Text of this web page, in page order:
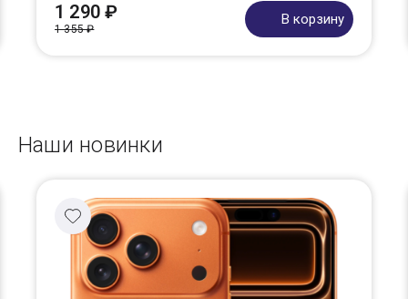
1 290 ₽
1 355 ₽
В корзину
Наши новинки